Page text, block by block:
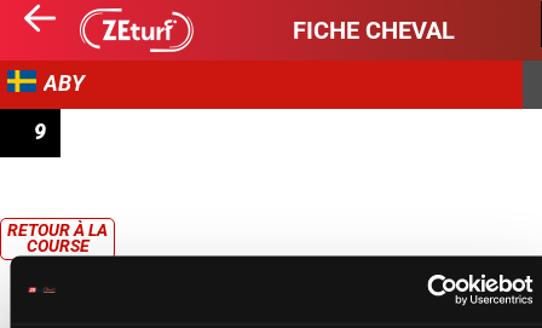
FICHE CHEVAL
ABY
9
RETOUR À LA
COURSE